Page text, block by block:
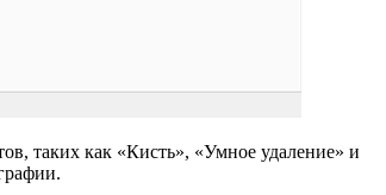
таких как «Кисть», «Умное удаление» и